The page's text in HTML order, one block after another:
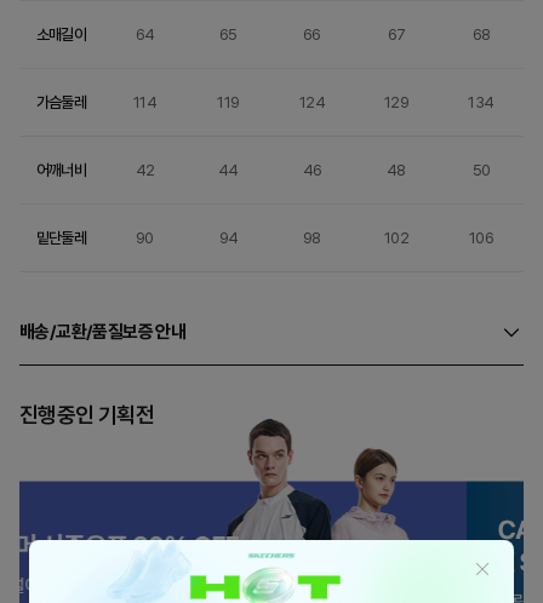
소매길이 64 65 66 67 68
가슴둘레 114 119 124 129 134
어깨너비 42 44 46 48 50
밑단둘레 90 94 98 102 106
배송/교환/품질보증 안내
진행중인 기획전